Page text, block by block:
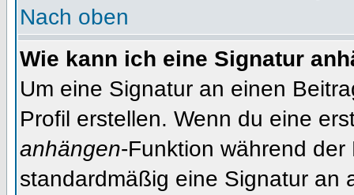
Nach oben
Wie kann ich eine Signatur
Um eine Signatur an einen
Profil erstellen. Wenn du eine
anhängen-Funktion während
standardmäßig eine Signatur an